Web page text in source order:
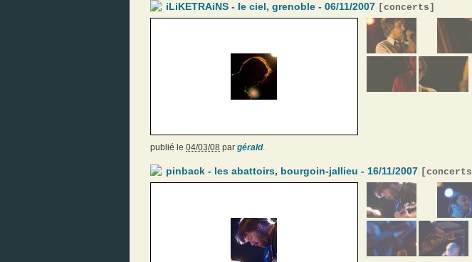
iLiKETRAiNS - le ciel, grenoble - 06/11/2007 [concerts ]
publié le 04/03/08 par gérald.
pinback - les abattoirs, bourgoin-jallieu - 16/11/2007 [concerts